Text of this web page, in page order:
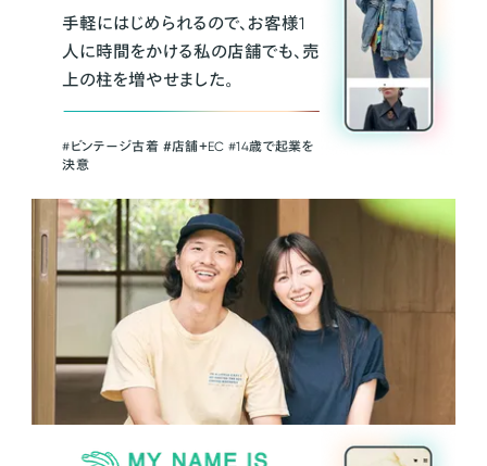
手軽にはじめられるので、お客様1
人に時間をかける私の店舗でも、売
上の柱を増やせました。
#ビンテージ古着 ＃店舗＋EC #14歳で起業を
決意